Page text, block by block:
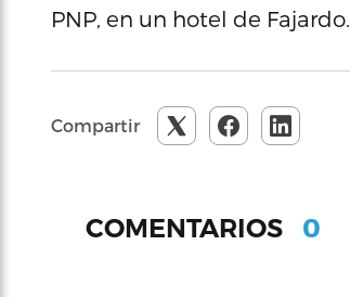
PNP, en un hotel de Fajardo.
Compartir
COMENTARIOS 0